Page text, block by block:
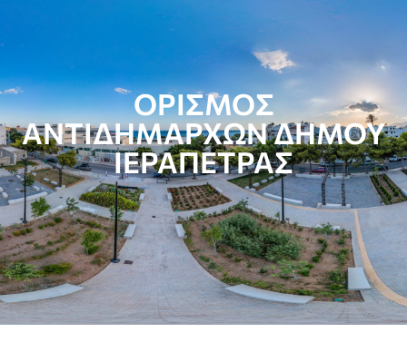
ΟΡΙΣΜΟΣ
ΑΝΤΙΔΗΜΑΡΧΩΝ ΔΗΜΟΥ
ΙΕΡΑΠΕΤΡΑΣ